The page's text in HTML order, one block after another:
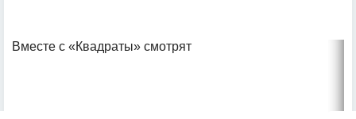
Вместе с «Квадраты» смотрят